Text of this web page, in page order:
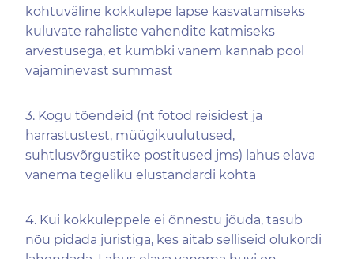
kohtuväline kokkulepe lapse kasvatamiseks
kuluvate rahaliste vahendite katmiseks
arvestusega, et kumbki vanem kannab pool
vajaminevast summast
3. Kogu tõendeid (nt fotod reisidest ja
harrastustest, müügikuulutused,
suhtlusvõrgustike postitused jms) lahus elava
vanema tegeliku elustandardi kohta
4. Kui kokkuleppele ei õnnestu jõuda, tasub
nõu pidada juristiga, kes aitab selliseid olukordi